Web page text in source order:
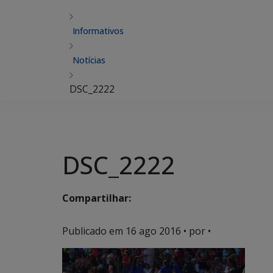
Informativos
Notícias
DSC_2222
DSC_2222
Compartilhar:
Publicado em 16 ago 2016 • por •